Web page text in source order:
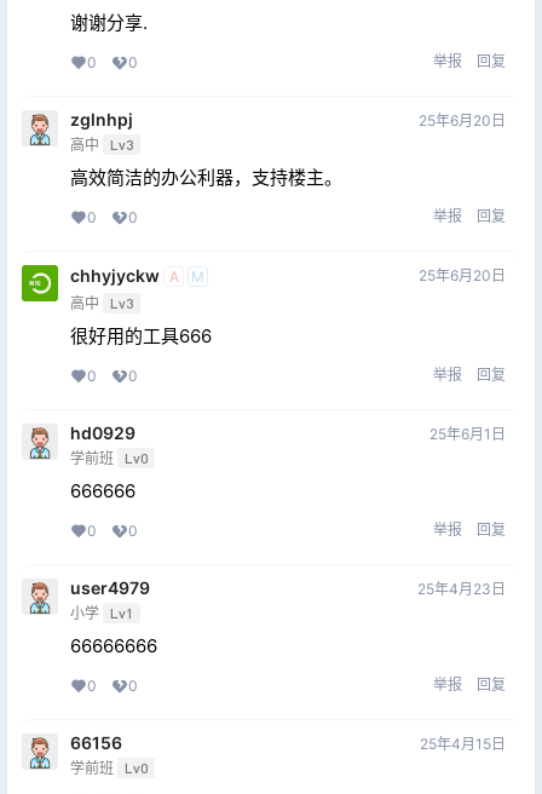
谢谢分享.
0 0 举报 回复
zglnhpj
高中 Lv3
25年6月20日
高效简洁的办公利器，支持楼主。
0 0 举报 回复
chhyjyckw A
M
高中
Lv3
25年6月20日
很好用的工具666
0 0 举报 回复
hd0929
学前班 Lv0
25年6月1日
666666
0 0 举报 回复
user4979
小学 Lv1
25年4月23日
66666666
0 0 举报 回复
66156
学前班 Lv0
25年4月15日